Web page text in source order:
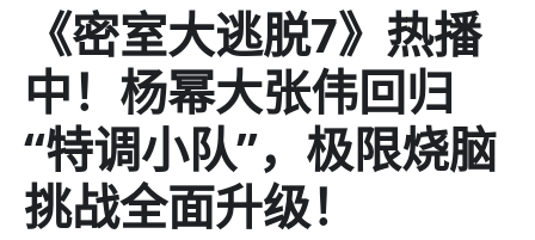
《密室大逃脱7》热播
中！杨幂大张伟回归
“特调小队”，极限烧脑
挑战全面升级！